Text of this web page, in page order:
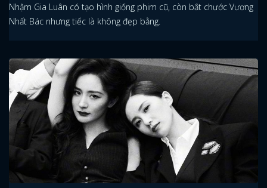
Nhậm Gia Luân có tạo hình giống phim cũ, còn bắt chước Vương
Nhất Bác nhưng tiếc là không đẹp bằng.